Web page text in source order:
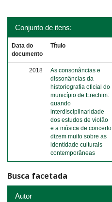
Conjunto de itens:
Data do
documento
Título
2018
As consonâncias e
dissonâncias da
historiografia oficial do
município de Erechim:
quando
interdisciplinaridade
dos estudos de violão
e a música de concerto
dizem muito sobre as
identidade culturais
contemporâneas
Busca facetada
Autor